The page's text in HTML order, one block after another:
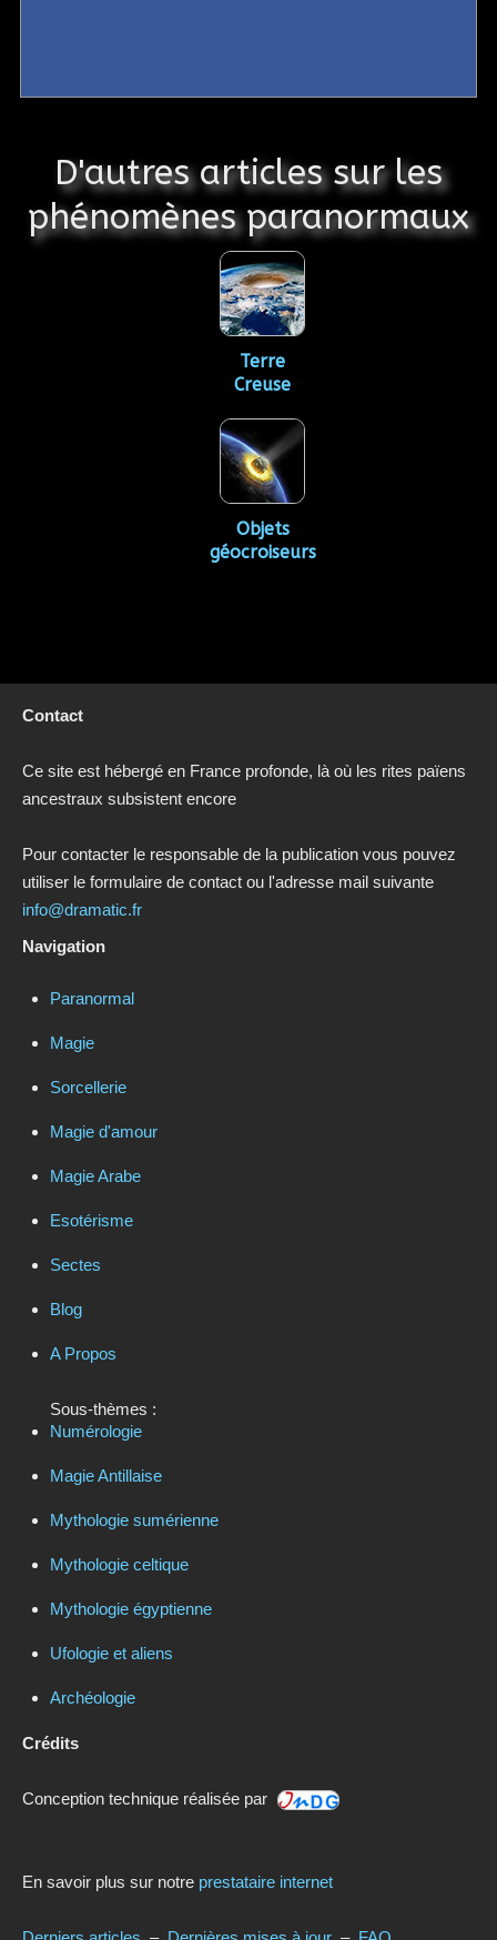
D'autres articles sur les
phénomènes paranormaux
Terre
Creuse
Objets
géocroiseurs
Contact
Ce site est hébergé en France profonde, là où les rites païens
ancestraux subsistent encore
Pour contacter le responsable de la publication vous pouvez
utiliser le formulaire de contact ou l'adresse mail suivante
info@dramatic.fr
Navigation
Paranormal
Magie
Sorcellerie
Magie d'amour
Magie Arabe
Esotérisme
Sectes
Blog
A Propos
Sous-thèmes :
Numérologie
Magie Antillaise
Mythologie sumérienne
Mythologie celtique
Mythologie égyptienne
Ufologie et aliens
Archéologie
Crédits
Conception technique réalisée par
En savoir plus sur notre prestataire internet